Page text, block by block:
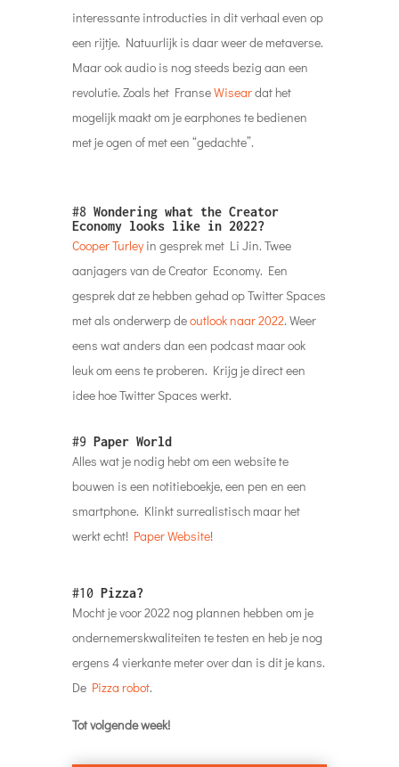
interessante introducties in dit verhaal even op
een rijtje. Natuurlijk is daar weer de metaverse.
Maar ook audio is nog steeds bezig aan een
revolutie. Zoals het FranseWiseardat het
mogelijk maakt om je earphones te bedienen
met je ogen of met een “gedachte”.
#8 Wondering what the Creator
Economy looks like in 2022?
Cooper Turleyin gesprek met Li Jin. Twee
aanjagers van de Creator Economy. Een
gesprek dat ze hebben gehad op Twitter Spaces
met als onderwerp deoutlook naar 2022. Weer
eens wat anders dan een podcast maar ook
leuk om eens te proberen. Krijg je direct een
idee hoe Twitter Spaces werkt.
#9 Paper World
Alles wat je nodig hebt om een website te
bouwen is een notitieboekje, een pen en een
smartphone. Klinkt surrealistisch maar het
werkt echt! Paper Website!
#10 Pizza?
Mocht je voor 2022 nog plannen hebben om je
ondernemerskwaliteiten te testen en heb je nog
ergens 4 vierkante meter over dan is dit je kans.
De Pizza robot.
Tot volgende week!